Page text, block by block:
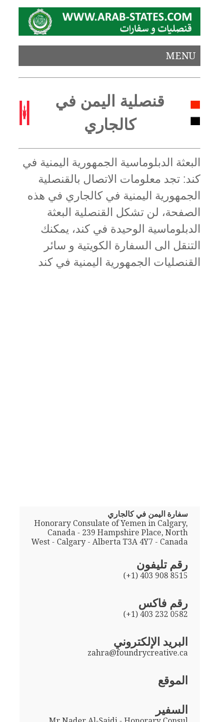
MENU
قنصلية اليمن في
كالجاري
البعثة الدبلوماسية الجمهورية اليمنية في
كند: تجد معلومات الاتصال بالقنصلية
الجمهورية اليمنية في كالجاري في هذه
الصفحة، لن تشكل القنصلية البعثة
الدبلوماسية الوحيدة في كند، يمكنك
التنقل الى السفارة الكويتية و سائر
القنصليات الجمهورية اليمنية في كند
سفارة اليمن في كالجاري
Honorary Consulate of Yemen in Calgary,
Canada - 239 Hampshire Place, North
West - Calgary - Alberta T3A 4Y7 - Canada
رقم تليفون
(+1) 403 908 8515
رقم فاكس
(+1) 403 232 0582
البريد الإلكتروني
zahra@foundrycreative.ca
الموقع
السفير